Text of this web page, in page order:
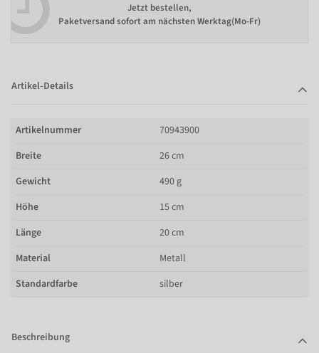
Jetzt bestellen,
Paketversand sofort am nächsten Werktag(Mo-Fr)
Artikel-Details
Artikelnummer
70943900
Breite
26 cm
Gewicht
490 g
Höhe
15 cm
Länge
20 cm
Material
Metall
Standardfarbe
silber
Beschreibung